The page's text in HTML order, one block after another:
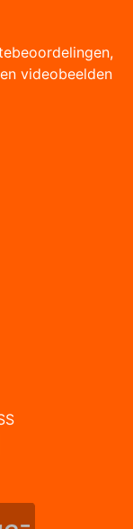
videobeelden